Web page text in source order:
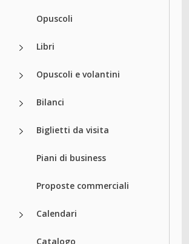
Opuscoli
Libri
Opuscoli e volantini
Bilanci
Biglietti da visita
Piani di business
Proposte commerciali
Calendari
Catalogo